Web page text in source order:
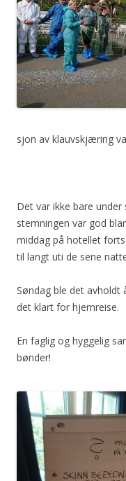
sjon av klauvskjæring
Det var ikke bare
stemningen var god
middag på hotellet
til langt uti de sene
Søndag ble det
det klart for hjemreise.
En faglig og hyggelig
bønder!